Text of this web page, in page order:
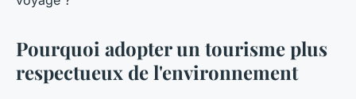
Pourquoi adopter un tourisme plus
respectueux de l'environnement